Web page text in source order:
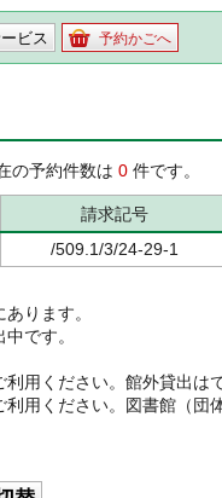
ビス 予約かごへ
の予約件数は 0 件です。
請求記号
/509.1/3/24-29-1
ります。
です。
用ください。館外貸出は
用ください。図書館（団